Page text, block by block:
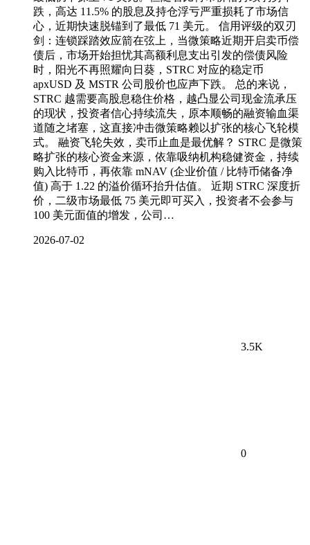
跌，高达 11.5% 的股息及持仓浮亏严重损耗了市场信
心，近期快速脱锚到了最低 71 美元。 信用评级的双刃
剑：连锁踩踏效应箭在弦上，当微策略近期开启卖币偿
债后，市场开始担忧其高额利息支出引发的偿债风险
时，阳光不再照耀向日葵，STRC 对应的稳定币
apxUSD 及 MSTR 公司股价也应声下跌。 总的来说，
STRC 越需要高股息稳住价格，越凸显公司现金流承压
的现状，投资者信心持续流失，原本顺畅的融资输血渠
道随之堵塞，这直接冲击微策略赖以扩张的核心飞轮模
式。 融资飞轮失效，卖币止血是最优解？ STRC 是微策
略扩张的核心资金来源，依靠吸纳机构稳健资金，持续
购入比特币，再依靠 mNAV (企业价值 / 比特币储备净
值) 高于 1.22 的溢价循环抬升估值。 近期 STRC 深度折
价，二级市场最低 75 美元即可买入，投资者不会参与
100 美元面值的增发，公司…
2026-07-02
3.5K
0